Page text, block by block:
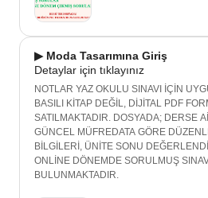
▶ Moda Tasarımına Giriş
Detaylar için tıklayınız
NOTLAR YAZ OKULU SINAVI İÇİN
BASILI KİTAP DEĞİL, DİJİTAL PDF
SATILMAKTADIR. DOSYADA; DERSE
GÜNCEL MÜFREDATA GÖRE
BİLGİLERİ, ÜNİTE SONU
ONLİNE DÖNEMDE SORULMUŞ
BULUNMAKTADIR.